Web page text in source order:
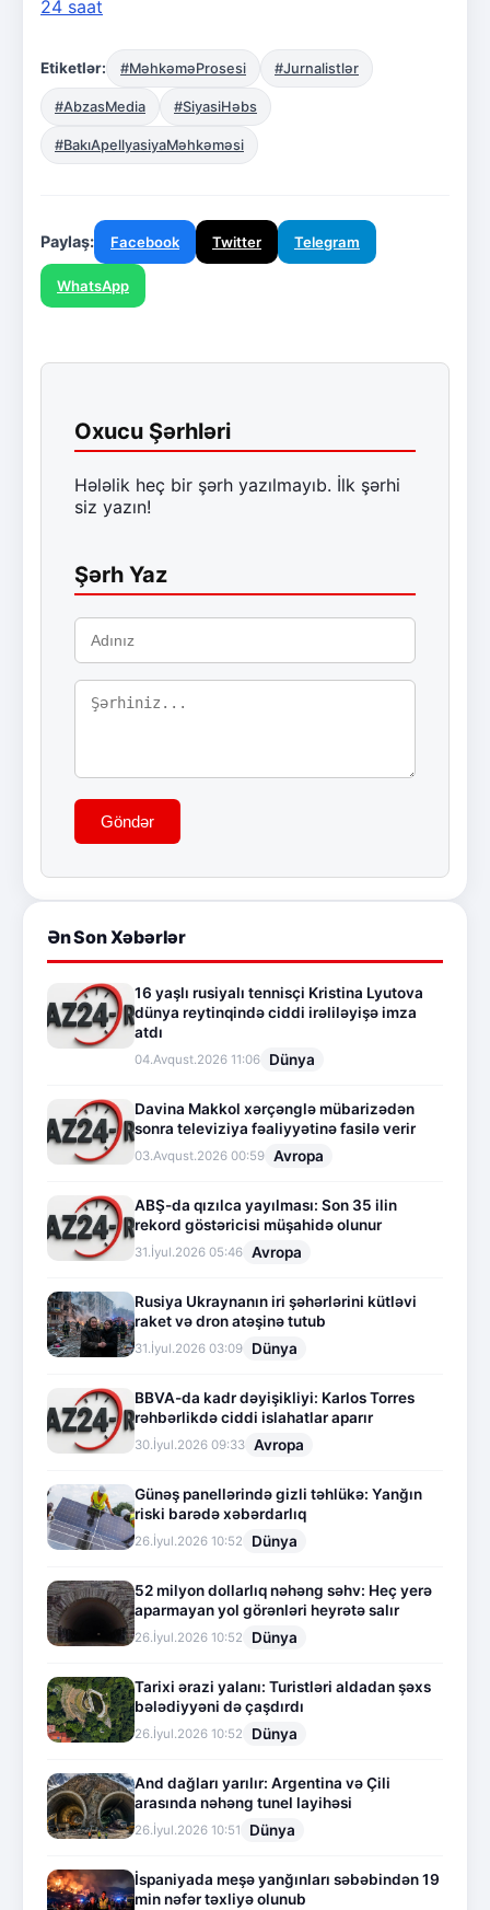
24 saat
Etiketlər: #MəhkəməProsesi #Jurnalistlər
#AbzasMedia #SiyasiHəbs
#BakıApellyasiyaMəhkəməsi
Paylaş: Facebook Twitter Telegram
WhatsApp
Oxucu Şərhləri
Hələlik heç bir şərh yazılmayıb. İlk şərhi
siz yazın!
Şərh Yaz
Göndər
Ən Son Xəbərlər
16 yaşlı rusiyalı tennisçi Kristina Lyutova
dünya reytinqində ciddi irəliləyişə imza
atdı
04.Avqust.2026 11:06 Dünya
Davina Makkol xərçənglə mübarizədən
sonra televiziya fəaliyyətinə fasilə verir
03.Avqust.2026 00:59 Avropa
ABŞ-da qızılca yayılması: Son 35 ilin
rekord göstəricisi müşahidə olunur
31.İyul.2026 05:46 Avropa
Rusiya Ukraynanın iri şəhərlərini kütləvi
raket və dron atəşinə tutub
31.İyul.2026 03:09 Dünya
BBVA-da kadr dəyişikliyi: Karlos Torres
rəhbərlikdə ciddi islahatlar aparır
30.İyul.2026 09:33 Avropa
Günəş panellərində gizli təhlükə: Yanğın
riski barədə xəbərdarlıq
26.İyul.2026 10:52 Dünya
52 milyon dollarlıq nəhəng səhv: Heç yerə
aparmayan yol görənləri heyrətə salır
26.İyul.2026 10:52 Dünya
Tarixi ərazi yalanı: Turistləri aldadan şəxs
bələdiyyəni də çaşdırdı
26.İyul.2026 10:52 Dünya
And dağları yarılır: Argentina və Çili
arasında nəhəng tunel layihəsi
26.İyul.2026 10:51 Dünya
İspaniyada meşə yanğınları səbəbindən 19
min nəfər təxliyə olunub